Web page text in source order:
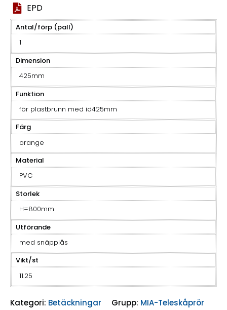
EPD
Antal/förp (pall)
1
Dimension
425mm
Funktion
för plastbrunn med id425mm
Färg
orange
Material
PVC
Storlek
H=800mm
Utförande
med snäpplås
Vikt/st
11.25
Kategori: Betäckningar Grupp: MIA-Teleskåprör